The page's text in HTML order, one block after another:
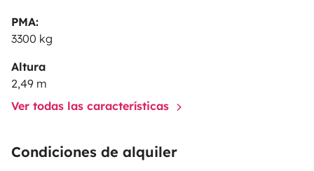
PMA:
3300 kg
Altura
2,49 m
Ver todas las características
Condiciones de alquiler